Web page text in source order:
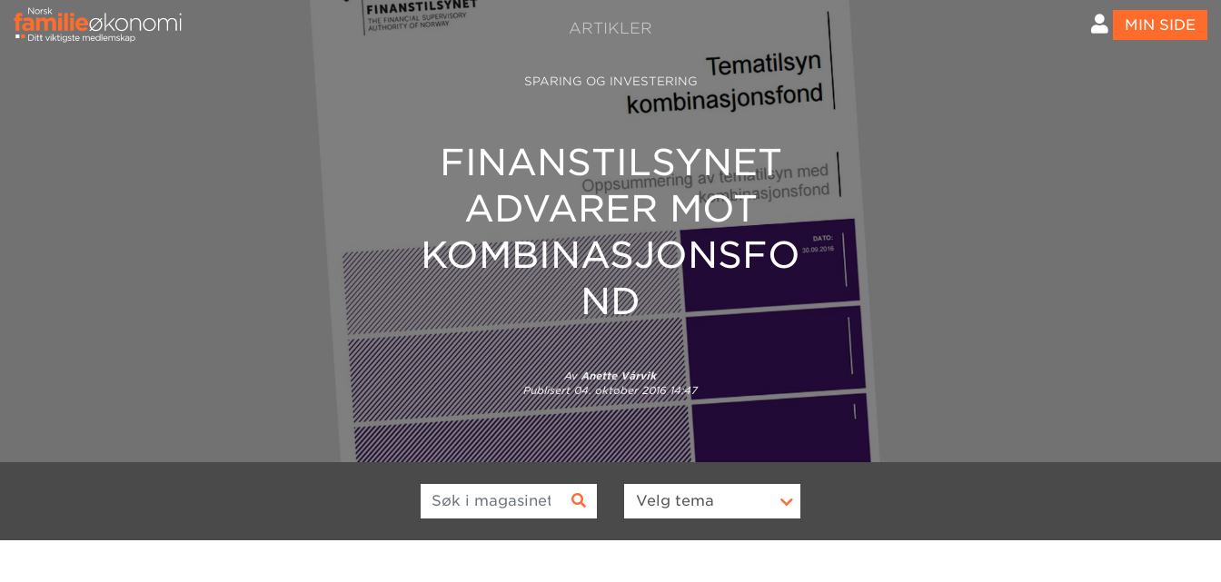
ARTIKLER MIN SIDE
SPARING OG INVESTERING
FINANSTILSYNET
ADVARER MOT
KOMBINASJONSFO
ND
AvAnette Vårvik
Publisert04. oktober 2016 14:47
Søk i magasinet Velg tema